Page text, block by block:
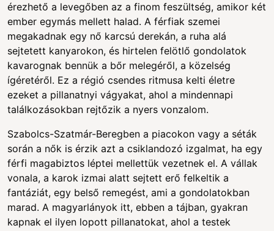
érezhető a levegőben az a finom feszültség, amikor két
ember egymás mellett halad. A férfiak szemei
megakadnak egy nő karcsú derekán, a ruha alá
sejtetett kanyarokon, és hirtelen felötlő gondolatok
kavarognak bennük a bőr melegéről, a közelség
ígéretéről. Ez a régió csendes ritmusa kelti életre
ezeket a pillanatnyi vágyakat, ahol a mindennapi
találkozásokban rejtőzik a nyers vonzalom.
Szabolcs-Szatmár-Beregben a piacokon vagy a séták
során a nők is érzik azt a csiklandozó izgalmat, ha egy
férfi magabiztos léptei mellettük vezetnek el. A vállak
vonala, a karok izmai alatt sejtett erő felkeltik a
fantáziát, egy belső remegést, ami a gondolatokban
marad. A magyarlányok itt, ebben a tájban, gyakran
kapnak el ilyen lopott pillanatokat, ahol a testek